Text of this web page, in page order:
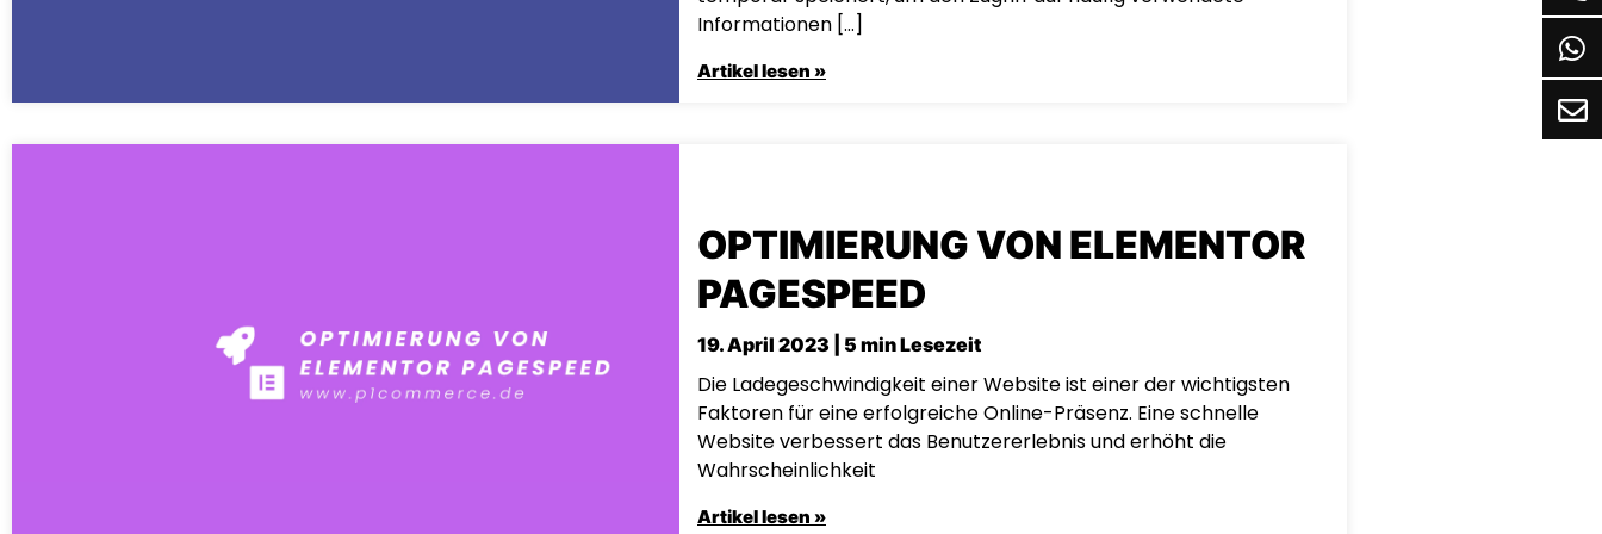
Informationen […]
Artikel lesen »
OPTIMIERUNG VON ELEMENTOR
PAGESPEED
19. April 2023 | 5 min Lesezeit
Die Ladegeschwindigkeit einer Website ist einer der wichtigsten
Faktoren für eine erfolgreiche Online-Präsenz. Eine schnelle
Website verbessert das Benutzererlebnis und erhöht die
Wahrscheinlichkeit
Artikel lesen »